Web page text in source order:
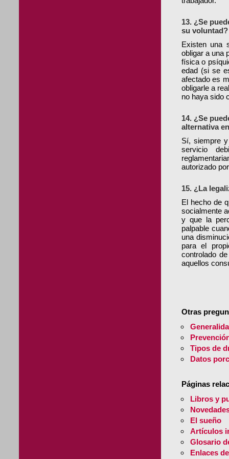
13. ¿Se
su voluntad?
Existen una
obligar a una
física o
edad (si se
afectado es
obligarle a
no haya sido
14. ¿Se
alternativa
Sí, siempre
servicio
autorizado
15. ¿La
El hecho de
socialmente
y que la
palpable
una
para el
controlado
aquellos
Otras
Tipos de
Datos
Páginas
Libros y
El sueño
Artículos
Glosario
Enlaces